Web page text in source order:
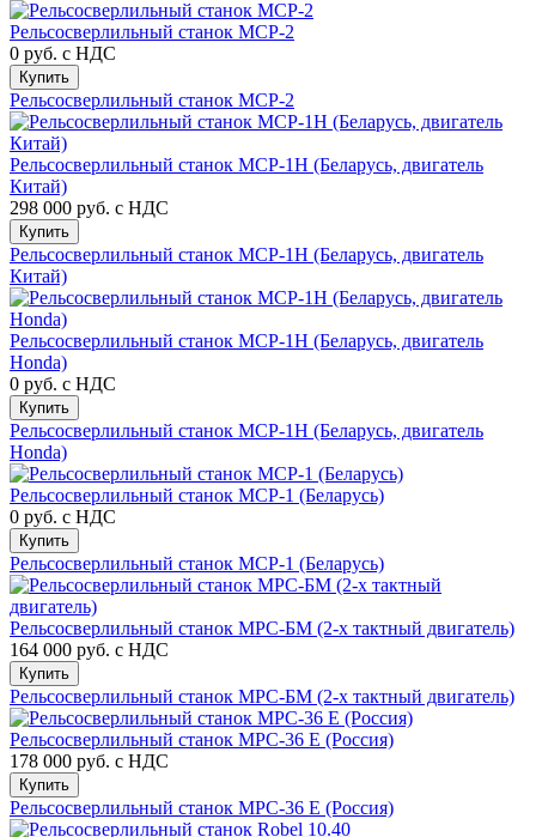
Рельсосверлильный станок МСР-2
0 руб. с НДС
Купить
Рельсосверлильный станок МСР-2
Рельсосверлильный станок МСР-1Н (Беларусь, двигатель
Китай)
298 000 руб. с НДС
Купить
Рельсосверлильный станок МСР-1Н (Беларусь, двигатель
Китай)
Рельсосверлильный станок МСР-1H (Беларусь, двигатель
Honda)
0 руб. с НДС
Купить
Рельсосверлильный станок МСР-1H (Беларусь, двигатель
Honda)
Рельсосверлильный станок МСР-1 (Беларусь)
0 руб. с НДС
Купить
Рельсосверлильный станок МСР-1 (Беларусь)
Рельсосверлильный станок МРС-БМ (2-х тактный двигатель)
164 000 руб. с НДС
Купить
Рельсосверлильный станок МРС-БМ (2-х тактный двигатель)
Рельсосверлильный станок МРС-36 E (Россия)
178 000 руб. с НДС
Купить
Рельсосверлильный станок МРС-36 E (Россия)